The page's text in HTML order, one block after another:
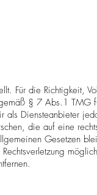
Für die Richtigkeit,
§ 7 Abs.1 TMG
Diensteanbieter
die auf eine
Gesetzen